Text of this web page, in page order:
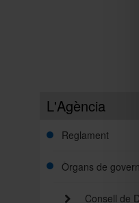
L'Agència
Reglament
Òrgans de govern
Consell de